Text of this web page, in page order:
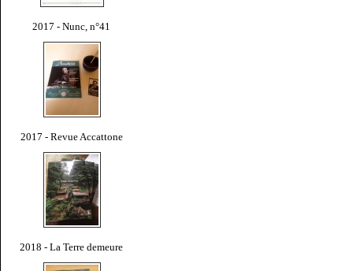
2017 - Nunc, n°41
2017 - Revue Accattone
2018 - La Terre demeure